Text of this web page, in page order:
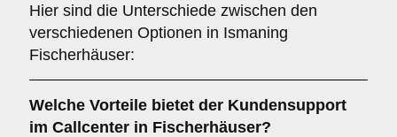
Hier sind die Unterschiede zwischen den
verschiedenen Optionen in Ismaning
Fischerhäuser:
Welche Vorteile bietet der Kundensupport
im Callcenter in Fischerhäuser?